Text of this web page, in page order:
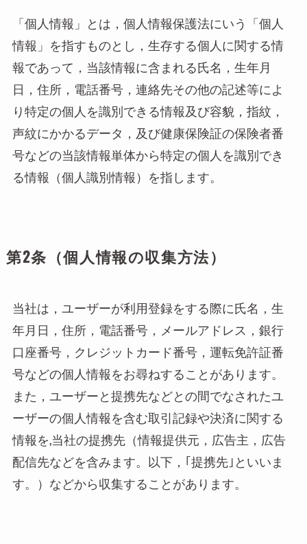
「個人情報」とは，個人情報保護法にいう「個人
情報」を指すものとし，生存する個人に関する情
報であって，当該情報に含まれる氏名，生年月
日，住所，電話番号，連絡先その他の記述等によ
り特定の個人を識別できる情報及び容貌，指紋，
声紋にかかるデータ，及び健康保険証の保険者番
号などの当該情報単体から特定の個人を識別でき
る情報（個人識別情報）を指します。
第2条（個人情報の収集方法）
当社は，ユーザーが利用登録をする際に氏名，生
年月日，住所，電話番号，メールアドレス，銀行
口座番号，クレジットカード番号，運転免許証番
号などの個人情報をお尋ねすることがあります。
また，ユーザーと提携先などとの間でなされたユ
ーザーの個人情報を含む取引記録や決済に関する
情報を,当社の提携先（情報提供元，広告主，広告
配信先などを含みます。以下，｢提携先｣といいま
す。）などから収集することがあります。